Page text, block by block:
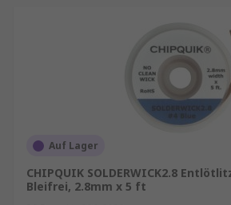
Auf Lager
CHIPQUIK SOLDERWICK2.8
Bleifrei, 2.8mm x 5 ft